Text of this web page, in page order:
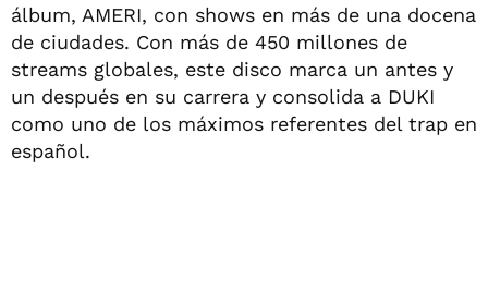
álbum, AMERI, con shows en más de una docena
de ciudades. Con más de 450 millones de
streams globales, este disco marca un antes y
un después en su carrera y consolida a DUKI
como uno de los máximos referentes del trap en
español.